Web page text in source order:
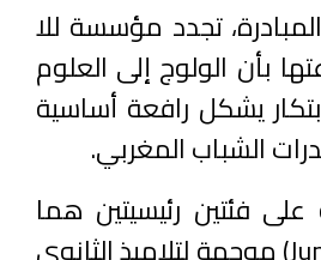
تجدد مؤسسة للا
بأن الولوج إلى العلوم
يشكل رافعة أساسية
الشباب المغربي.
على فئتين رئيسيتين هما